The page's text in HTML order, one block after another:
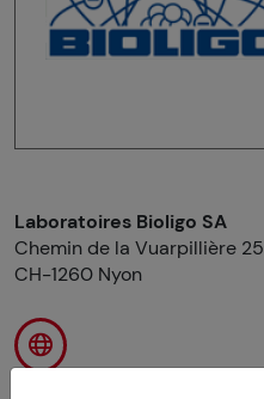
Laboratoires Bioligo SA
Chemin de la Vuarpillière 25
CH-1260 Nyon